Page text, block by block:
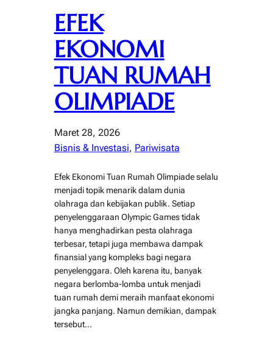
EFEK
EKONOMI
TUAN RUMAH
OLIMPIADE
Maret 28, 2026
Bisnis & Investasi, Pariwisata
Efek Ekonomi Tuan Rumah Olimpiade selalu
menjadi topik menarik dalam dunia
olahraga dan kebijakan publik. Setiap
penyelenggaraan Olympic Games tidak
hanya menghadirkan pesta olahraga
terbesar, tetapi juga membawa dampak
finansial yang kompleks bagi negara
penyelenggara. Oleh karena itu, banyak
negara berlomba-lomba untuk menjadi
tuan rumah demi meraih manfaat ekonomi
jangka panjang. Namun demikian, dampak
tersebut…